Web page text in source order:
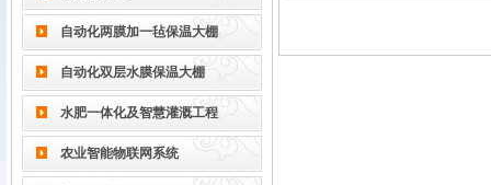
自动化两膜加一毡保温大棚
自动化双层水膜保温大棚
水肥一体化及智慧灌溉工程
农业智能物联网系统